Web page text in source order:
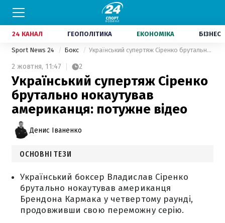
24 КАНАЛ ГЕОПОЛІТИКА ЕКОНОМІКА БІЗНЕС
Sport News 24 Бокс Український супертяж Сіренко брутально нокаутував американця: потужне відео
2 жовтня, 11:47 2
Український супертяж Сіренко
брутально нокаутував
американця: потужне відео
Денис Іваненко
ОСНОВНІ ТЕЗИ
Український боксер Владислав Сіренко
брутально нокаутував американця
Брендона Кармака у четвертому раунді,
продовживши свою переможну серію.